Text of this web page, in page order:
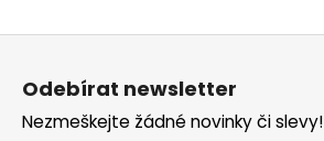
Odebírat newsletter
Nezmeškejte žádné novinky či slevy!